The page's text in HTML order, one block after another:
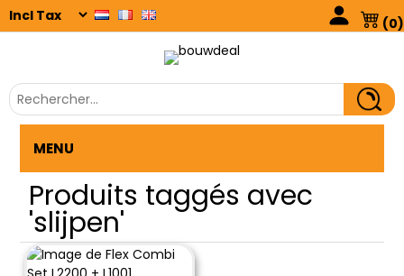
(0)
MENU
Produits taggés avec
'slijpen'